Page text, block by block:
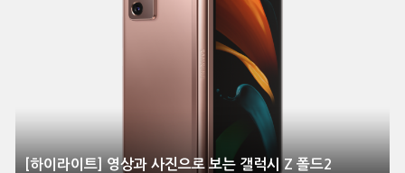
[하이라이트] 영상과 사진으로 보는 갤럭시 Z 폴드2